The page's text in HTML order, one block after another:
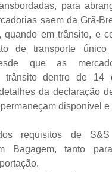
para
saem da Grã-
quando em trânsito, e
de transporte
que as
trânsito dentro de 14
da declaração
disponível e
requisitos de
Bagagem, tanto